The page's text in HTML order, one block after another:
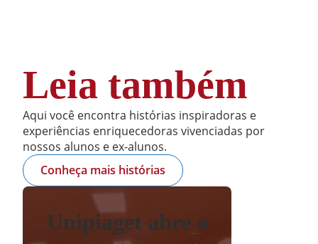
Leia também
Aqui você encontra histórias inspiradoras e
experiências enriquecedoras vivenciadas por
nossos alunos e ex-alunos.
Conheça mais histórias
Unipiaget abre o